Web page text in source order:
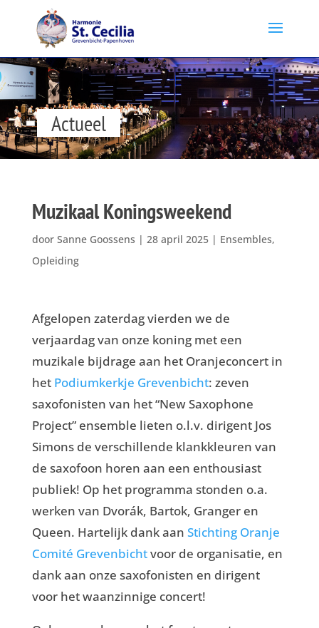
Actueel
Muzikaal Koningsweekend
door Sanne Goossens | 28 april 2025| Ensembles,
Opleiding
Afgelopen zaterdag vierden we de
verjaardag van onze koning met een
muzikale bijdrage aan het Oranjeconcert in
het Podiumkerkje Grevenbicht: zeven
saxofonisten van het “New Saxophone
Project” ensemble lieten o.l.v. dirigent Jos
Simons de verschillende klankkleuren van
de saxofoon horen aan een enthousiast
publiek! Op het programma stonden o.a.
werken van Dvorák, Bartok, Granger en
Queen. Hartelijk dank aan Stichting Oranje
Comité Grevenbichtvoor de organisatie, en
dank aan onze saxofonisten en dirigent
voor het waanzinnige concert!